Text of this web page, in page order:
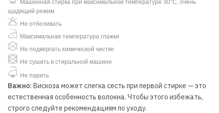
Машинная стирка при максимальной температуре 30°C, очень
щадящий режим
Не отбеливать
Максимальная температура глажки
Не подвергать химической чистке
Не сушить в стиральной машине
Не парить
Важно: Вискоза может слегка сесть при первой стирке — это
естественная особенность волокна. Чтобы этого избежать,
строго следуйте рекомендациям по уходу.